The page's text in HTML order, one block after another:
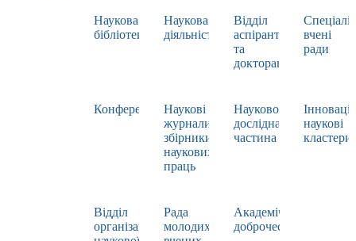
Наукова
бібліотека
Наукова
діяльність
Відділ
аспірантури
та
докторантури
вчені
ради
Конференції
Наукові
журнали,
збірники
наукових
праць
Науково-
дослідна
частина
наукові
кластери
Відділ
організації
Рада
молодих
Академічна
доброчесність